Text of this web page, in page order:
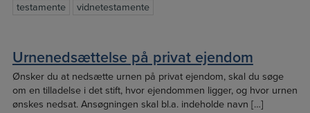
testamente
vidnetestamente
Urnenedsættelse på privat ejendom
Ønsker du at nedsætte urnen på privat ejendom, skal du søge
om en tilladelse i det stift, hvor ejendommen ligger, og hvor urnen
ønskes nedsat. Ansøgningen skal bl.a. indeholde navn […]